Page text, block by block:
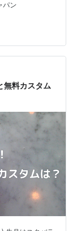
。１０月にな
繋ぎ的な感じ
ーさんのほう
ですね、ガン
で！ さて、ス
した…
パン
無料カスタム